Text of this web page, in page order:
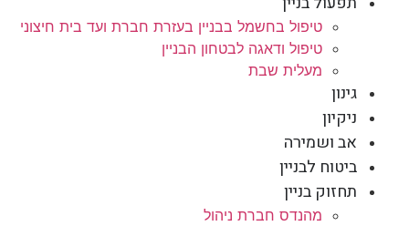
טיפול בחשמל בבניין בעזרת חברת ועד בית חיצוני
טיפול ודאגה לבטחון הבניין
מעלית שבת
גינון
ניקיון
אב ושמירה
ביטוח לבניין
תחזוק בניין
מהנדס חברת ניהול